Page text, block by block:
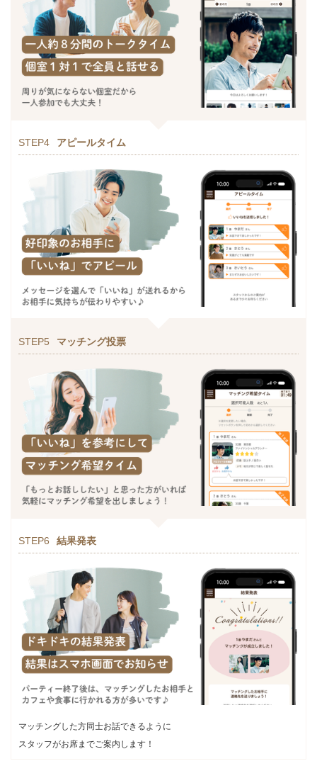
STEP4 アピールタイム
STEP5 マッチング投票
STEP6 結果発表
マッチングした方同士お話できるように
スタッフがお席までご案内します！